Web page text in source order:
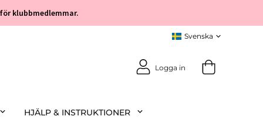
klubbmedlemmar.
Logga in
HJÄLP & INSTRUKTIONER